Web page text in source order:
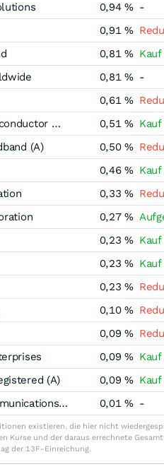
0,94 % -
0,91 %
0,81 % Kauf
0,81 % -
0,61 %
Taiwan Semiconductor Manufacturing
0,51 % Kauf
(A)
0,50 %
0,46 % Kauf
0,33 %
0,27 %
0,23 % Kauf
0,23 % Kauf
0,23 %
0,10 %
0,09 %
0,09 % Kauf
(A)
0,09 % Kauf
Charter Communications Registered (A)
0,01 % -
existieren, die hier nicht
Kurse und der daraus errechnete
der 13F-Einreichung.